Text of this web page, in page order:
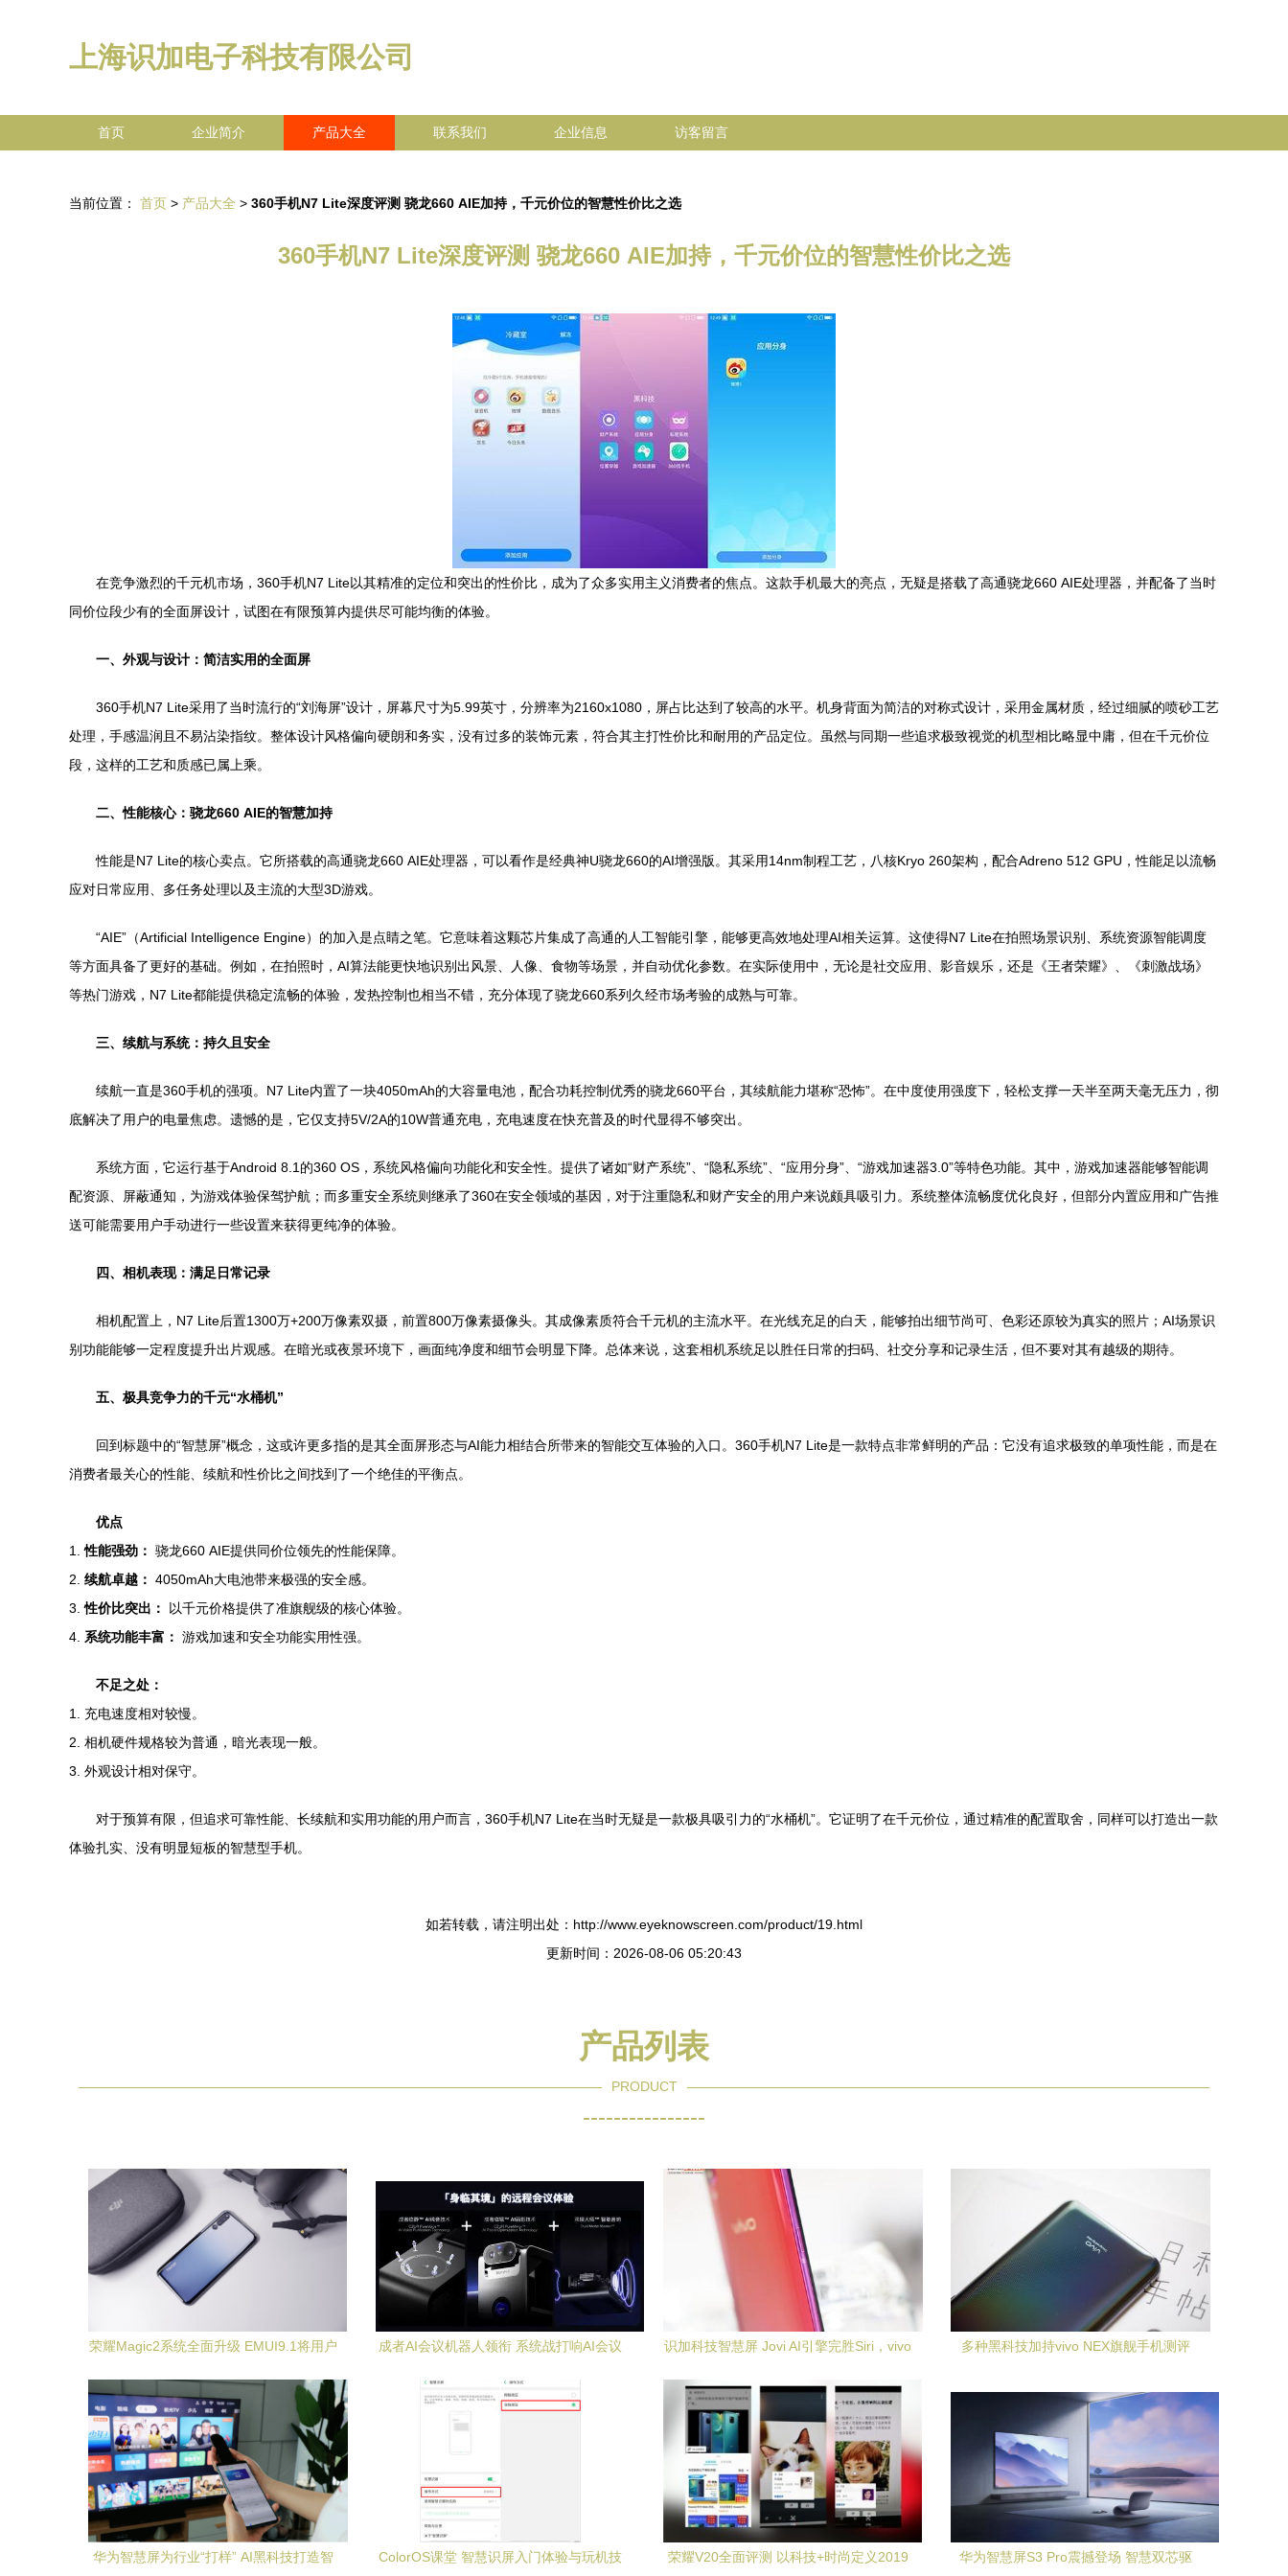
上海识加电子科技有限公司
首页 企业简介 产品大全 联系我们 企业信息 访客留言
当前位置： 首页 > 产品大全 > 360手机N7 Lite深度评测 骁龙660 AIE加持，千元价位的智慧性价比之选
360手机N7 Lite深度评测 骁龙660 AIE加持，千元价位的智慧性价比之选
在竞争激烈的千元机市场，360手机N7 Lite以其精准的定位和突出的性价比，成为了众多实用主义消费者的焦点。这款手机最大的亮点，无疑是搭载了高通骁龙660 AIE处理器，并配备了当时
同价位段少有的全面屏设计，试图在有限预算内提供尽可能均衡的体验。
一、外观与设计：简洁实用的全面屏
360手机N7 Lite采用了当时流行的“刘海屏”设计，屏幕尺寸为5.99英寸，分辨率为2160x1080，屏占比达到了较高的水平。机身背面为简洁的对称式设计，采用金属材质，经过细腻的喷砂工艺
处理，手感温润且不易沾染指纹。整体设计风格偏向硬朗和务实，没有过多的装饰元素，符合其主打性价比和耐用的产品定位。虽然与同期一些追求极致视觉的机型相比略显中庸，但在千元价位
段，这样的工艺和质感已属上乘。
二、性能核心：骁龙660 AIE的智慧加持
性能是N7 Lite的核心卖点。它所搭载的高通骁龙660 AIE处理器，可以看作是经典神U骁龙660的AI增强版。其采用14nm制程工艺，八核Kryo 260架构，配合Adreno 512 GPU，性能足以流畅
应对日常应用、多任务处理以及主流的大型3D游戏。
“AIE”（Artificial Intelligence Engine）的加入是点睛之笔。它意味着这颗芯片集成了高通的人工智能引擎，能够更高效地处理AI相关运算。这使得N7 Lite在拍照场景识别、系统资源智能调度
等方面具备了更好的基础。例如，在拍照时，AI算法能更快地识别出风景、人像、食物等场景，并自动优化参数。在实际使用中，无论是社交应用、影音娱乐，还是《王者荣耀》、《刺激战场》
等热门游戏，N7 Lite都能提供稳定流畅的体验，发热控制也相当不错，充分体现了骁龙660系列久经市场考验的成熟与可靠。
三、续航与系统：持久且安全
续航一直是360手机的强项。N7 Lite内置了一块4050mAh的大容量电池，配合功耗控制优秀的骁龙660平台，其续航能力堪称“恐怖”。在中度使用强度下，轻松支撑一天半至两天毫无压力，彻
底解决了用户的电量焦虑。遗憾的是，它仅支持5V/2A的10W普通充电，充电速度在快充普及的时代显得不够突出。
系统方面，它运行基于Android 8.1的360 OS，系统风格偏向功能化和安全性。提供了诸如“财产系统”、“隐私系统”、“应用分身”、“游戏加速器3.0”等特色功能。其中，游戏加速器能够智能调
配资源、屏蔽通知，为游戏体验保驾护航；而多重安全系统则继承了360在安全领域的基因，对于注重隐私和财产安全的用户来说颇具吸引力。系统整体流畅度优化良好，但部分内置应用和广告推
送可能需要用户手动进行一些设置来获得更纯净的体验。
四、相机表现：满足日常记录
相机配置上，N7 Lite后置1300万+200万像素双摄，前置800万像素摄像头。其成像素质符合千元机的主流水平。在光线充足的白天，能够拍出细节尚可、色彩还原较为真实的照片；AI场景识
别功能能够一定程度提升出片观感。在暗光或夜景环境下，画面纯净度和细节会明显下降。总体来说，这套相机系统足以胜任日常的扫码、社交分享和记录生活，但不要对其有越级的期待。
五、极具竞争力的千元“水桶机”
回到标题中的“智慧屏”概念，这或许更多指的是其全面屏形态与AI能力相结合所带来的智能交互体验的入口。360手机N7 Lite是一款特点非常鲜明的产品：它没有追求极致的单项性能，而是在
消费者最关心的性能、续航和性价比之间找到了一个绝佳的平衡点。
优点
1.性能强劲： 骁龙660 AIE提供同价位领先的性能保障。
2. 续航卓越： 4050mAh大电池带来极强的安全感。
3.性价比突出：
以千元价格提供了准旗舰级的核心体验。
4. 系统功能丰富： 游戏加速和安全功能实用性强。
不足之处：
1. 充电速度相对较慢。
2. 相机硬件规格较为普通，暗光表现一般。
3. 外观设计相对保守。
对于预算有限，但追求可靠性能、长续航和实用功能的用户而言，360手机N7 Lite在当时无疑是一款极具吸引力的“水桶机”。它证明了在千元价位，通过精准的配置取舍，同样可以打造出一款
体验扎实、没有明显短板的智慧型手机。
如若转载，请注明出处：http://www.eyeknowscreen.com/product/19.html
更新时间：2026-08-06 05:20:43
产品列表
PRODUCT
----------------
荣耀Magic2系统全面升级 EMUI9.1将用户
成者AI会议机器人领衔 系统战打响AI会议
识加科技智慧屏 Jovi AI引擎完胜Siri，vivo
多种黑科技加持vivo NEX旗舰手机测评
华为智慧屏为行业“打样” AI黑科技打造智 ColorOS课堂 智慧识屏入门体验与玩机技 荣耀V20全面评测 以科技+时尚定义2019 华为智慧屏S3 Pro震撼登场 智慧双芯驱